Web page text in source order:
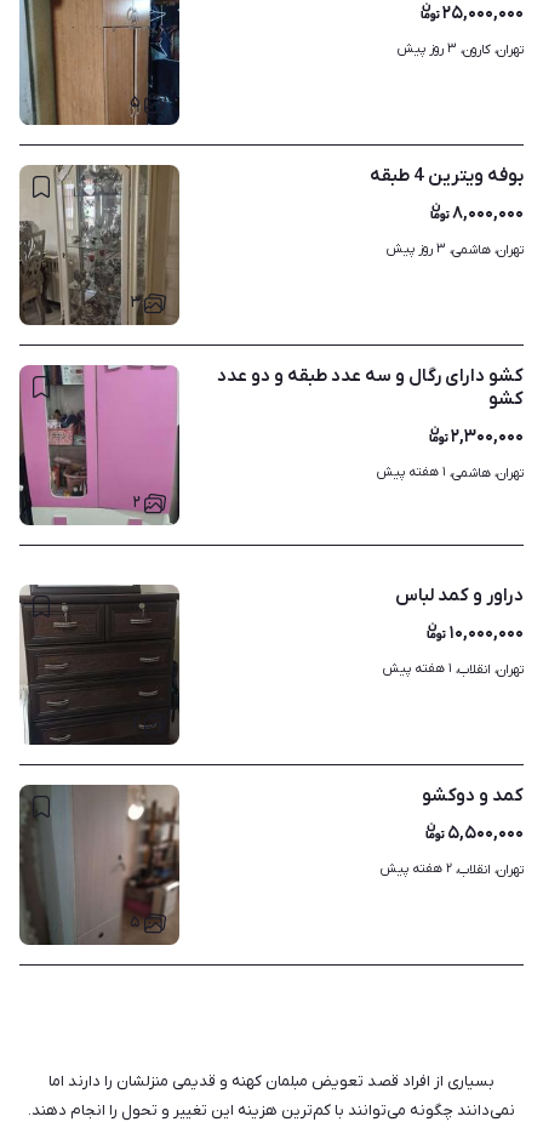
۵
۲۵,۰۰۰,۰۰۰
تهران، کارون، ۳ روز پیش
۳
بوفه ویترین 4 طبقه
۸,۰۰۰,۰۰۰
تهران، هاشمی، ۳ روز پیش
۲
کشو دارای رگال و سه عدد طبقه و دو عدد
کشو
۲,۳۰۰,۰۰۰
تهران، هاشمی، ۱ هفته پیش
۲
دراور و کمد لباس
۱۰,۰۰۰,۰۰۰
تهران، انقلاب، ۱ هفته پیش
۵
کمد و دوکشو
۵,۵۰۰,۰۰۰
تهران، انقلاب، ۲ هفته پیش
بسیاری از افراد قصد تعویض مبلمان کهنه و قدیمی منزلشان را دارند اما
نمی‌دانند چگونه می‌توانند با کم‌ترین هزینه این تغییر و تحول را انجام دهند.